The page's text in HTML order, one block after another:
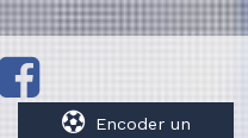
Encoder un